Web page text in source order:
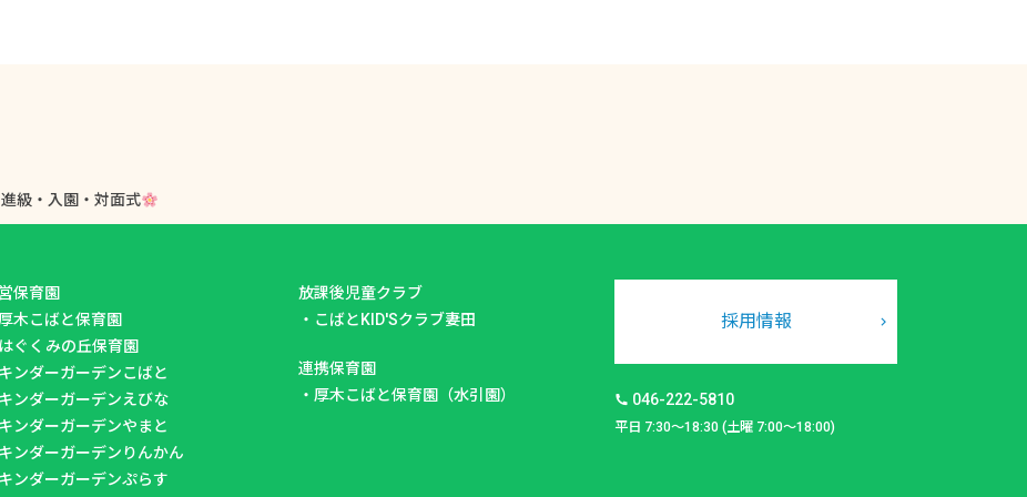
級・入園・対面式
保育園
厚木こばと保育園
はぐくみの丘保育園
キンダーガーデンこばと
キンダーガーデンえびな
キンダーガーデンやまと
キンダーガーデンりんかん
キンダーガーデンぷらす
放課後児童クラブ
・ こばとKID'Sクラブ妻田
連携保育園
・ 厚木こばと保育園（水引園）
採用情報
046-222-5810
平日 7:30～18:30 (土曜 7:00～18:00)